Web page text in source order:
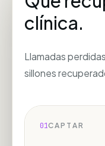
clínica.
Llamadas
sillones
01CAPTAR